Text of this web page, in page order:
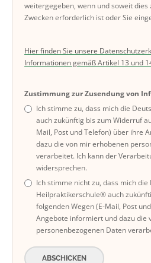
weitergegeben, wenn und soweit
Zwecken erforderlich ist oder Sie
Hier finden Sie unsere
Informationen gemäß Artikel 13 und
Zustimmung zur Zusendung von
Ich stimme zu, dass mich die
auch zukünftig bis zum Widerruf
Mail, Post und Telefon) über ihre
dazu die von mir erhobenen
verarbeitet. Ich kann der
widersprechen.
Ich stimme nicht zu, dass mich die
Heilpraktikerschule® auch
folgenden Wegen (E-Mail, Post
Angebote informiert und dazu die
personenbezogenen Daten
ABSCHICKEN